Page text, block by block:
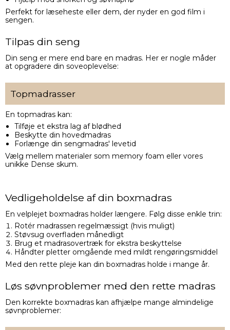
Perfekt for læseheste eller dem, der nyder en god film i
sengen.
Tilpas din seng
Din seng er mere end bare en madras. Her er nogle måder
at opgradere din soveoplevelse:
Topmadrasser
En topmadras kan:
Tilføje et ekstra lag af blødhed
Beskytte din hovedmadras
Forlænge din sengmadras' levetid
Vælg mellem materialer som memory foam eller vores
unikke Dense skum.
Vedligeholdelse af din boxmadras
En velplejet boxmadras holder længere. Følg disse enkle trin:
Rotér madrassen regelmæssigt (hvis muligt)
Støvsug overfladen månedligt
Brug et madrasovertræk for ekstra beskyttelse
Håndter pletter omgående med mildt rengøringsmiddel
Med den rette pleje kan din boxmadras holde i mange år.
Løs søvnproblemer med den rette madras
Den korrekte boxmadras kan afhjælpe mange almindelige
søvnproblemer: